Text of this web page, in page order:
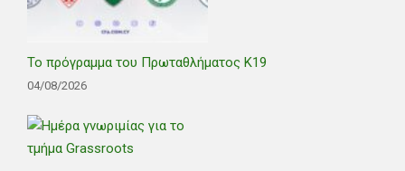
Το πρόγραμμα του Πρωταθλήματος Κ19
04/08/2026